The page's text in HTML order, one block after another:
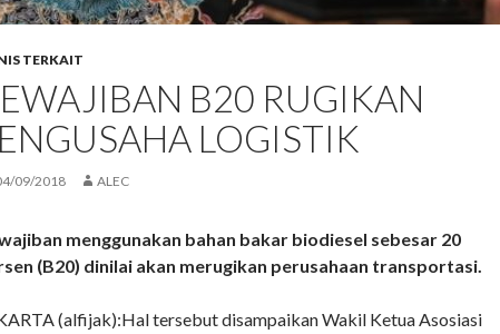
TERKAIT
B20 RUGIKAN
LOGISTIK
09/2018 ALEC
menggunakan bahan bakar biodiesel sebesar 20
(B20) dinilai akan merugikan perusahaan transportasi.
(alfijak):Hal tersebut disampaikan Wakil Ketua Asosiasi